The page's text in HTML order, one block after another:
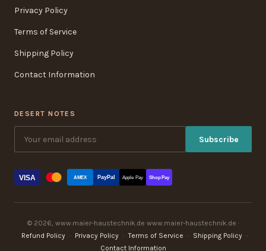
Privacy Policy
Terms of Service
Shipping Policy
Contact Information
DESERT NOTES
Subscribe
VISA AMEX PayPal Apple Pay Shop Pay
© 2026, www.maier-haustechnik.de www.maier-haustechnik.de ·
Refund Policy · Privacy Policy · Terms of Service · Shipping Policy ·
Contact Information